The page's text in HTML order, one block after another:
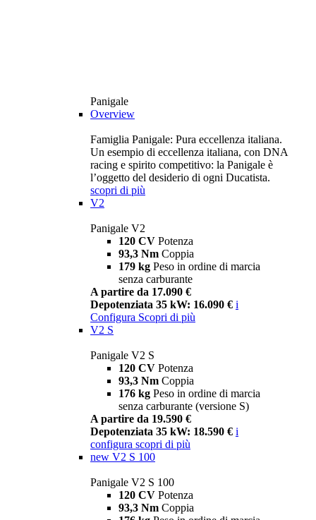
Panigale
Overview
Famiglia Panigale: Pura eccellenza italiana.
Un esempio di eccellenza italiana, con DNA
racing e spirito competitivo: la Panigale è
l’oggetto del desiderio di ogni Ducatista.
scopri di più
V2
Panigale V2
120 CV Potenza
93,3 Nm Coppia
179 kg Peso in ordine di marcia
senza carburante
A partire da 17.090 €
Depotenziata 35 kW: 16.090 € i
Configura Scopri di più
V2 S
Panigale V2 S
120 CV Potenza
93,3 Nm Coppia
176 kg Peso in ordine di marcia
senza carburante (versione S)
A partire da 19.590 €
Depotenziata 35 kW: 18.590 € i
configura scopri di più
new V2 S 100
Panigale V2 S 100
120 CV Potenza
93,3 Nm Coppia